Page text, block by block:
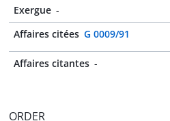
Exergue -
Affaires citées G 0009/91
Affaires citantes -
ORDER